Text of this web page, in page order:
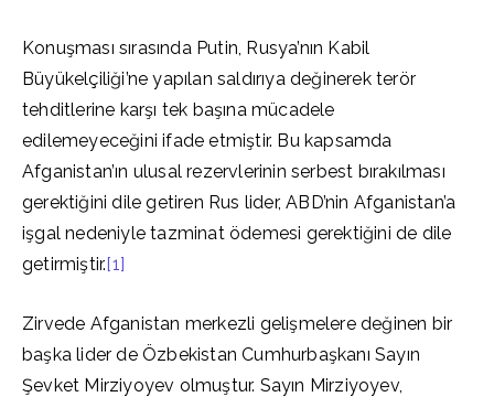
Konuşması sırasında Putin, Rusya’nın Kabil
Büyükelçiliği’ne yapılan saldırıya değinerek terör
tehditlerine karşı tek başına mücadele
edilemeyeceğini ifade etmiştir. Bu kapsamda
Afganistan’ın ulusal rezervlerinin serbest bırakılması
gerektiğini dile getiren Rus lider, ABD’nin Afganistan’a
işgal nedeniyle tazminat ödemesi gerektiğini de dile
getirmiştir.[1]
Zirvede Afganistan merkezli gelişmelere değinen bir
başka lider de Özbekistan Cumhurbaşkanı Sayın
Şevket Mirziyoyev olmuştur. Sayın Mirziyoyev,